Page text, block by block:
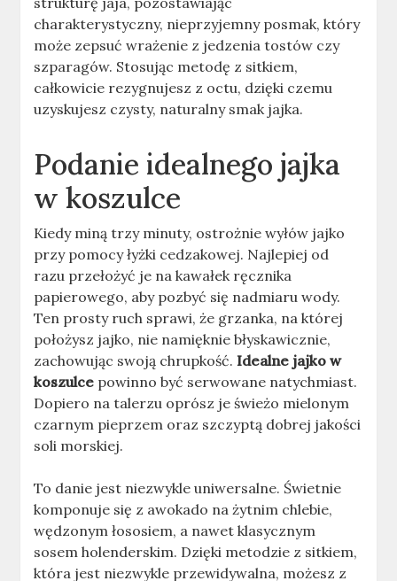
charakterystyczny, nieprzyjemny posmak, który
może zepsuć wrażenie z jedzenia tostów czy
szparagów. Stosując metodę z sitkiem,
całkowicie rezygnujesz z octu, dzięki czemu
uzyskujesz czysty, naturalny smak jajka.
Podanie idealnego jajka
w koszulce
Kiedy miną trzy minuty, ostrożnie wyłów jajko
przy pomocy łyżki cedzakowej. Najlepiej od
razu przełożyć je na kawałek ręcznika
papierowego, aby pozbyć się nadmiaru wody.
Ten prosty ruch sprawi, że grzanka, na której
położysz jajko, nie namięknie błyskawicznie,
zachowując swoją chrupkość. Idealne jajko w
koszulce powinno być serwowane natychmiast.
Dopiero na talerzu oprósz je świeżo mielonym
czarnym pieprzem oraz szczyptą dobrej jakości
soli morskiej.
To danie jest niezwykle uniwersalne. Świetnie
komponuje się z awokado na żytnim chlebie,
wędzonym łososiem, a nawet klasycznym
sosem holenderskim. Dzięki metodzie z sitkiem,
która jest niezwykle przewidywalna, możesz z